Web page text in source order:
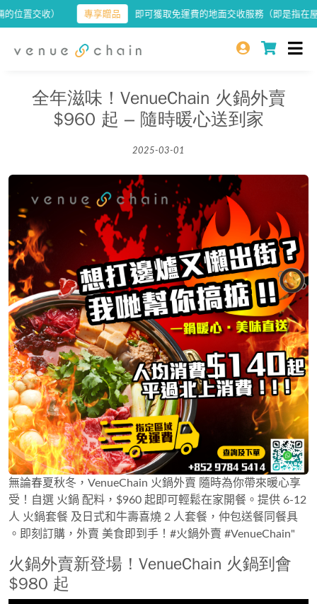
收） 專享贈品 即可獲取免運費的地面交收服務（即是指在屋苑或大
全年滋味！VenueChain 火鍋外賣
$960 起 – 隨時暖心送到家
2025-03-01
無論春夏秋冬，VenueChain 火鍋外賣 隨時為你帶來暖心享
受！自選 火鍋 配料，$960 起即可輕鬆在家開餐。提供 6-12
人 火鍋套餐 及日式和牛壽喜燒 2 人套餐，仲包送餐同餐具
。即刻訂購，外賣 美食即到手！#火鍋外賣 #VenueChain"
火鍋外賣新登場！VenueChain 火鍋到會
$980 起